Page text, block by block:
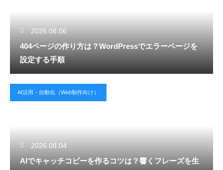
2026.08.06
404ページの作り方は？WordPressでエラーページを
設定する手順
AI活用・自動化（Web制作向け）
2026.08.04
AIでキャッチコピーを作るコツは？響くフレーズを生